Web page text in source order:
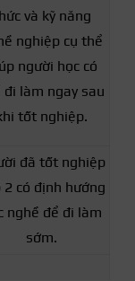
và kỹ năng
nghiệp cụ thể
người học có
đi làm ngay sau
tốt nghiệp.
đã tốt nghiệp
2 có định hướng
nghề để đi làm
sớm.